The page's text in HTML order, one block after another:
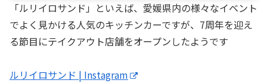
「ルリイロサンド」といえば、愛媛県内の様々なイベント
でよく見かける人気のキッチンカーですが、7周年を迎え
る節目にテイクアウト店舗をオープンしたようです
ルリイロサンド | Instagram